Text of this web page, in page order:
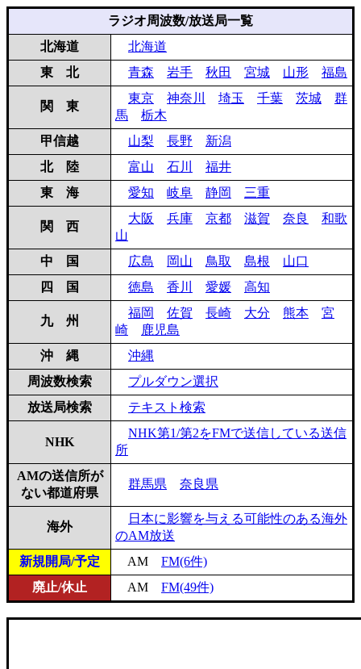
ラジオ周波数/放送局一覧
北海道
北海道
東 北
青森 岩手 秋田 宮城 山形 福島
関 東
東京 神奈川 埼玉 千葉 茨城
群
馬
栃木
甲信越
山梨 長野
新潟
北 陸
富山 石川
福井
東 海
愛知 岐阜 静岡 三重
関 西
大阪 兵庫 京都 滋賀 奈良
和歌
山
中 国
広島 岡山 鳥取 島根
山口
四 国
徳島 香川 愛媛 高知
九 州
福岡 佐賀 長崎 大分 熊本
宮
崎
鹿児島
沖 縄
沖縄
周波数検索
プルダウン選択
放送局検索
テキスト検索
NHK
NHK第1/第2をFMで送信している送信
所
AMの送信所が
ない都道府県
群馬県 奈良県
海外
日本に影響を与える可能性のある海外
のAM放送
新規開局/予定
AM FM(6件)
廃止/休止
AM FM(49件)